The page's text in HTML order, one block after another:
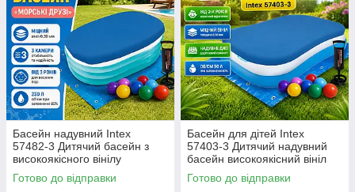
Басейн надувний Intex
57482-3 Дитячий басейн з
високоякісного вінілу
163×107×46 см Басейн для
дітей з тентом, насосом,
Готово до відправки
Басейн для дітей Intex
57403-3 Дитячий надувний
басейн високоякісний вініл
166×100×28 см Басейн для
малюків для двору 90 л
Готово до відправки